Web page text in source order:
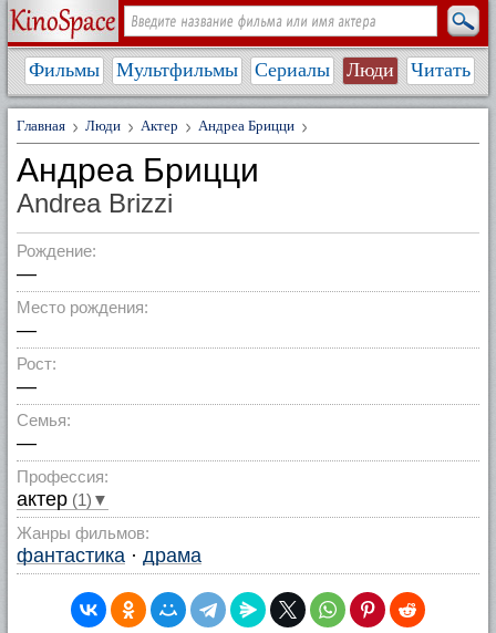
Фильмы Мультфильмы Сериалы Люди Читать
Главная Люди Актер Андреа Брицци
Андреа Брицци
Andrea Brizzi
Рождение:
—
Место рождения:
—
Рост:
—
Семья:
—
Профессия:
актер (1)▼
Жанры фильмов:
фантастика · драма